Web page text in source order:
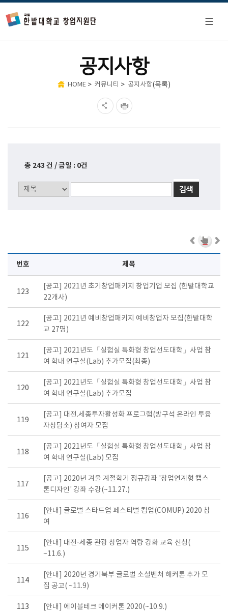
공지사항
HOME > 커뮤니티 > 공지사항(목록)
총 243 건 / 금일 : 0건
번호 제목
123
[공고] 2021년 초기창업패키지 창업기업 모집 (한밭대학교
22개사)
122
[공고] 2021년 예비창업패키지 예비창업자 모집(한밭대학
교 27명)
121
[공고] 2021년도「실험실 특화형 창업선도대학」사업 참
여 학내 연구실(Lab) 추가모집(최종)
120
[공고] 2021년도「실험실 특화형 창업선도대학」사업 참
여 학내 연구실(Lab) 추가모집
119
[공고] 대전.세종투자활성화 프로그램(방구석 온라인 투융
자상담소) 참여자 모집
118
[공고] 2021년도「실험실 특화형 창업선도대학」사업 참
여 학내 연구실(Lab) 모집
117
[공고] 2020년 겨울 계절학기 정규강좌 '창업연계형 캡스
톤디자인' 강좌 수강(~11.27.)
116
[안내] 글로벌 스타트업 페스티벌 컴업(COMUP) 2020 참
여
115
[안내] 대전·세종 관광 창업자 역량 강화 교육 신청(
~11.6.)
114
[안내] 2020년 경기북부 글로벌 소셜벤처 해커톤 추가 모
집 공고( ~11.9)
113 [안내] 에이블테크 메이커톤 2020(~10.9.)